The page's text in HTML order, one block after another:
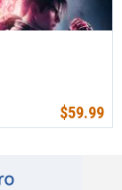
$59.99